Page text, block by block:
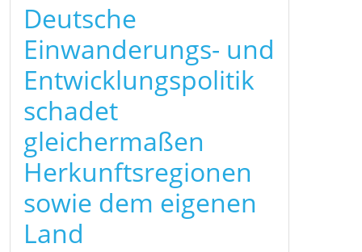
Deutsche
Einwanderungs- und
Entwicklungspolitik
schadet
gleichermaßen
Herkunftsregionen
sowie dem eigenen
Land